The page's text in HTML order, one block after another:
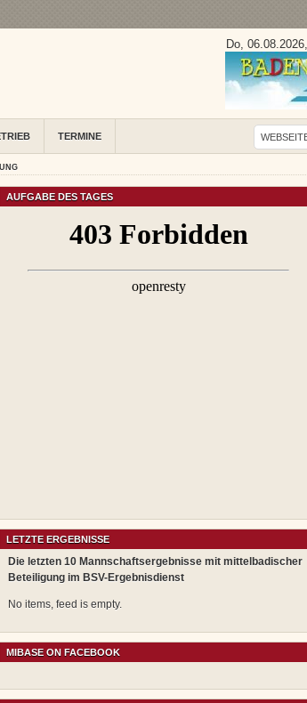
Do,
TERMINE
AUFGABE DES TAGES
LETZTE ERGEBNISSE
Die letzten 10 Mannschaftsergebnisse mit mittelbadischer
Beteiligung im BSV-Ergebnisdienst
No items, feed is empty.
MIBASE ON FACEBOOK